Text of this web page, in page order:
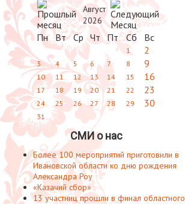
Август
2026
Пн Вт Ср Чт Пт Сб Вс
1 2
3 4 5 6 7 8 9
10 11 12 13 14 15 16
17 18 19 20 21 22 23
24 25 26 27 28 29 30
31
СМИ о нас
Более 100 мероприятий приготовили в
Ивановской области ко дню рождения
Александра Роу
«Казачий сбор»
13 участниц прошли в финал областного